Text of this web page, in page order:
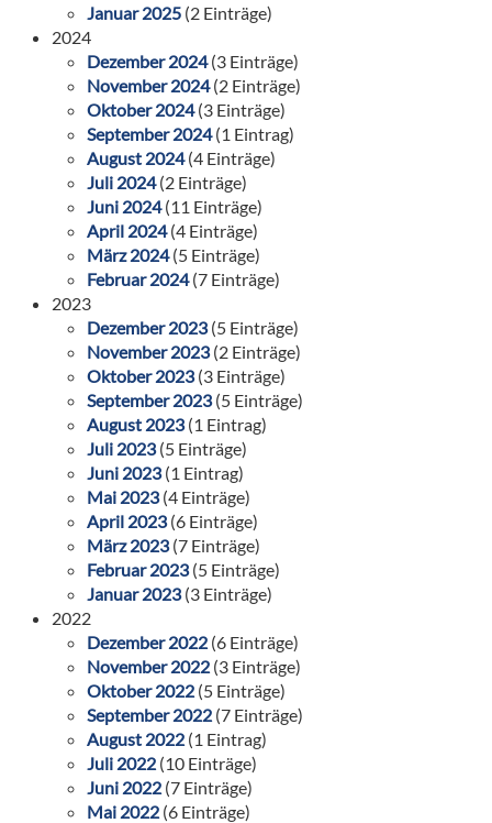
Januar 2025 (2 Einträge)
2024
Dezember 2024(3 Einträge)
November 2024(2 Einträge)
Oktober 2024(3 Einträge)
September 2024(1 Eintrag)
August 2024(4 Einträge)
Juli 2024(2 Einträge)
Juni 2024(11 Einträge)
April 2024(4 Einträge)
März 2024(5 Einträge)
Februar 2024(7 Einträge)
2023
Dezember 2023(5 Einträge)
November 2023(2 Einträge)
Oktober 2023(3 Einträge)
September 2023(5 Einträge)
August 2023(1 Eintrag)
Juli 2023(5 Einträge)
Juni 2023(1 Eintrag)
Mai 2023(4 Einträge)
April 2023(6 Einträge)
März 2023(7 Einträge)
Februar 2023(5 Einträge)
Januar 2023(3 Einträge)
2022
Dezember 2022 (6 Einträge)
November 2022 (3 Einträge)
Oktober 2022 (5 Einträge)
September 2022 (7 Einträge)
August 2022 (1 Eintrag)
Juli 2022 (10 Einträge)
Juni 2022 (7 Einträge)
Mai 2022 (6 Einträge)